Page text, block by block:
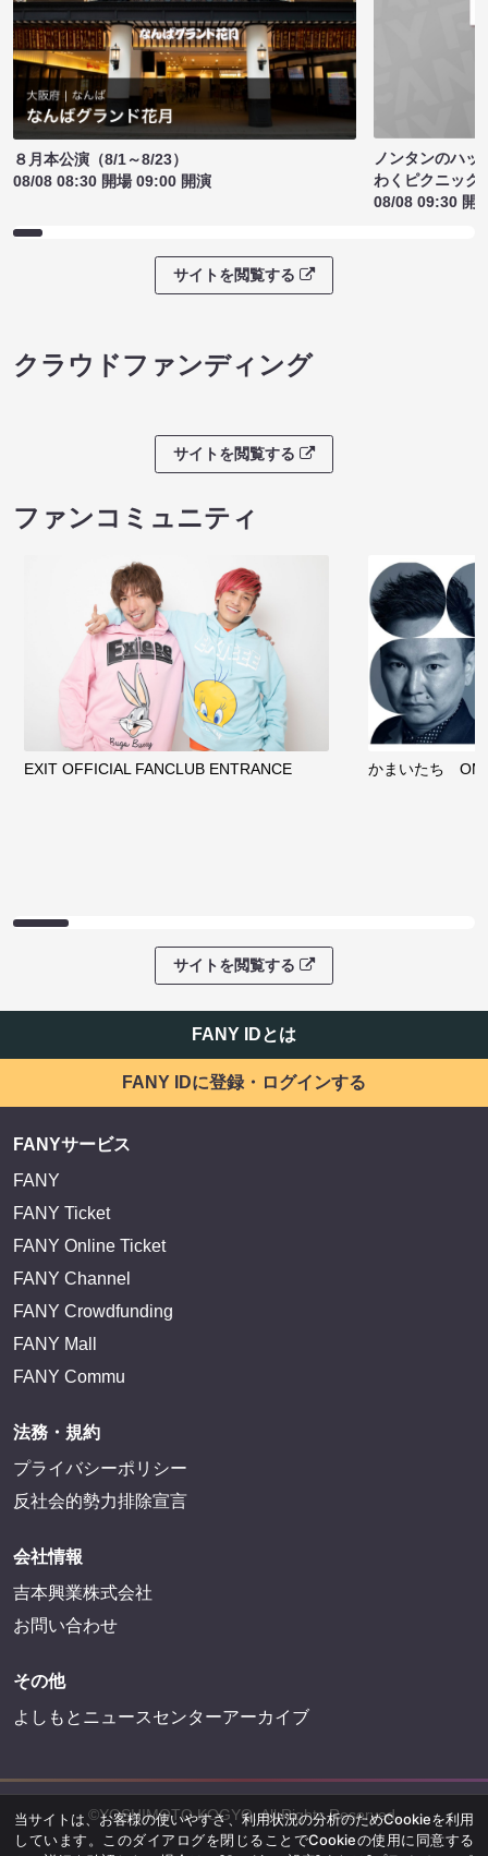
８月本公演（8/1～8/23）
08/08 08:30 開場 09:00 開演
ノンタンのハッ
わくピクニック
08/08 09:30 開
サイトを閲覧する
クラウドファンディング
サイトを閲覧する
ファンコミュニティ
EXIT OFFICIAL FANCLUB ENTRANCE かまいたち
サイトを閲覧する
FANY IDとは
FANY IDに登録・ログインする
FANYサービス
FANY
FANY Ticket
FANY Online Ticket
FANY Channel
FANY Crowdfunding
FANY Mall
FANY Commu
法務・規約
プライバシーポリシー
反社会的勢力排除宣言
会社情報
吉本興業株式会社
お問い合わせ
その他
よしもとニュースセンターアーカイブ
©YOSHIMOTO KOGYO, All Rights Reserved.
当サイトは、お客様の使いやすさ、利用状況の分析のためCookieを利用
しています。このダイアログを閉じることでCookieの使用に同意する